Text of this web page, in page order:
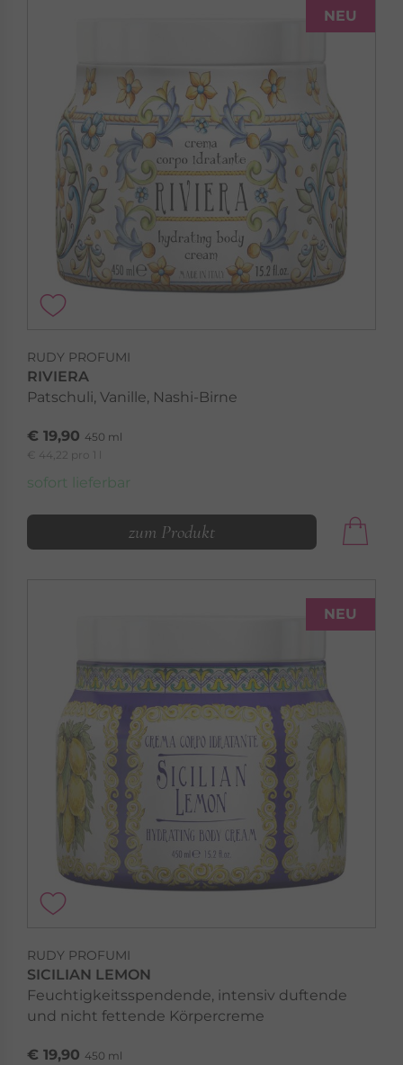
NEU
RUDY PROFUMI
RIVIERA
Patschuli, Vanille, Nashi-Birne
€ 19,90 450 ml
€ 44,22 pro 1 l
sofort lieferbar
zum Produkt
NEU
RUDY PROFUMI
SICILIAN LEMON
Feuchtigkeitsspendende, intensiv duftende
und nicht fettende Körpercreme
€ 19,90 450 ml